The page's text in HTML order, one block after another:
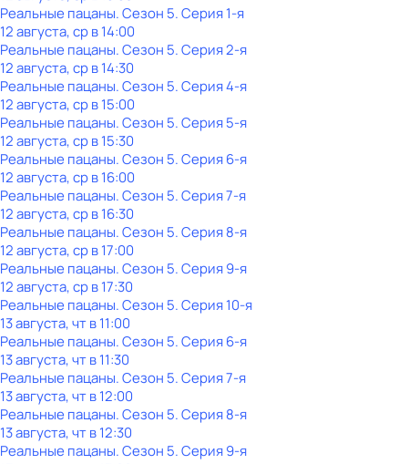
Реальные пацаны. Сезон 5. Серия 1-я
12 августа, ср в 14:00
Реальные пацаны. Сезон 5. Серия 2-я
12 августа, ср в 14:30
Реальные пацаны. Сезон 5. Серия 4-я
12 августа, ср в 15:00
Реальные пацаны. Сезон 5. Серия 5-я
12 августа, ср в 15:30
Реальные пацаны. Сезон 5. Серия 6-я
12 августа, ср в 16:00
Реальные пацаны. Сезон 5. Серия 7-я
12 августа, ср в 16:30
Реальные пацаны. Сезон 5. Серия 8-я
12 августа, ср в 17:00
Реальные пацаны. Сезон 5. Серия 9-я
12 августа, ср в 17:30
Реальные пацаны. Сезон 5. Серия 10-я
13 августа, чт в 11:00
Реальные пацаны. Сезон 5. Серия 6-я
13 августа, чт в 11:30
Реальные пацаны. Сезон 5. Серия 7-я
13 августа, чт в 12:00
Реальные пацаны. Сезон 5. Серия 8-я
13 августа, чт в 12:30
Реальные пацаны. Сезон 5. Серия 9-я